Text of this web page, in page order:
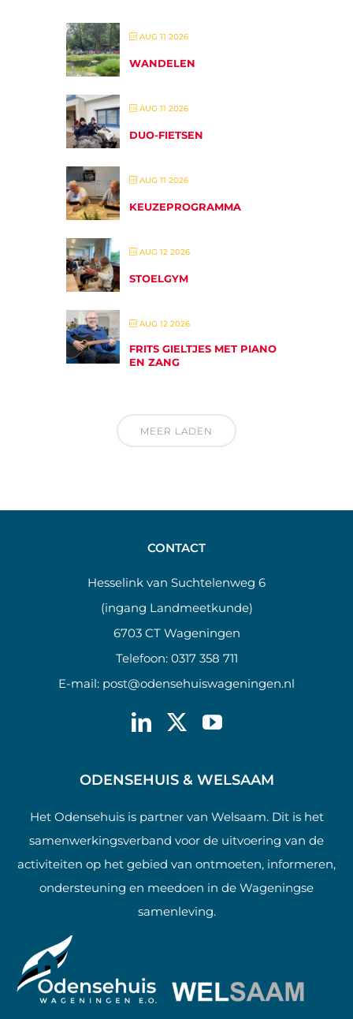
AUG 11 2026
WANDELEN
AUG 11 2026
DUO-FIETSEN
AUG 11 2026
KEUZEPROGRAMMA
AUG 12 2026
STOELGYM
AUG 12 2026
FRITS GIELTJES MET PIANO
EN ZANG
MEER LADEN
CONTACT
Hesselink van Suchtelenweg 6
(ingang Landmeetkunde)
6703 CT Wageningen
Telefoon: 0317 358 711
E-mail: post@odensehuiswageningen.nl
ODENSEHUIS & WELSAAM
Het Odensehuis is partner van Welsaam. Dit is het
samenwerkingsverband voor de uitvoering van de
activiteiten op het gebied van ontmoeten, informeren,
ondersteuning en meedoen in de Wageningse
samenleving.